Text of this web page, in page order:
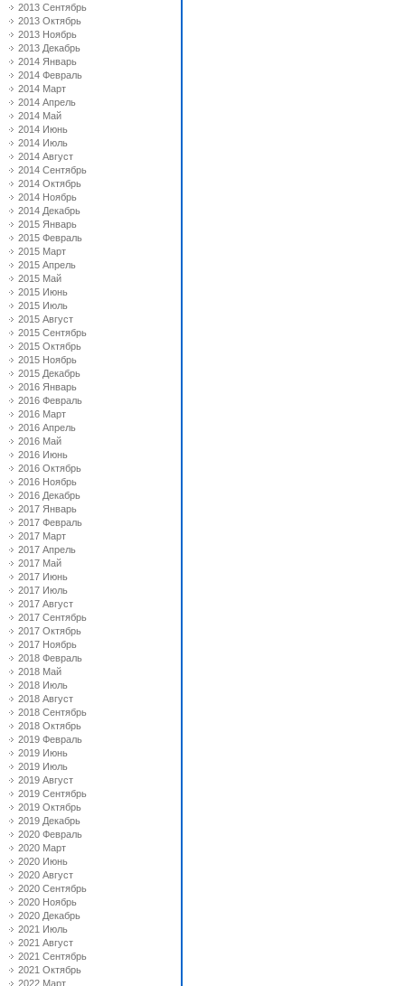
2013 Сентябрь
2013 Октябрь
2013 Ноябрь
2013 Декабрь
2014 Январь
2014 Февраль
2014 Март
2014 Апрель
2014 Май
2014 Июнь
2014 Июль
2014 Август
2014 Сентябрь
2014 Октябрь
2014 Ноябрь
2014 Декабрь
2015 Январь
2015 Февраль
2015 Март
2015 Апрель
2015 Май
2015 Июнь
2015 Июль
2015 Август
2015 Сентябрь
2015 Октябрь
2015 Ноябрь
2015 Декабрь
2016 Январь
2016 Февраль
2016 Март
2016 Апрель
2016 Май
2016 Июнь
2016 Октябрь
2016 Ноябрь
2016 Декабрь
2017 Январь
2017 Февраль
2017 Март
2017 Апрель
2017 Май
2017 Июнь
2017 Июль
2017 Август
2017 Сентябрь
2017 Октябрь
2017 Ноябрь
2018 Февраль
2018 Май
2018 Июль
2018 Август
2018 Сентябрь
2018 Октябрь
2019 Февраль
2019 Июнь
2019 Июль
2019 Август
2019 Сентябрь
2019 Октябрь
2019 Декабрь
2020 Февраль
2020 Март
2020 Июнь
2020 Август
2020 Сентябрь
2020 Ноябрь
2020 Декабрь
2021 Июль
2021 Август
2021 Сентябрь
2021 Октябрь
2022 Март